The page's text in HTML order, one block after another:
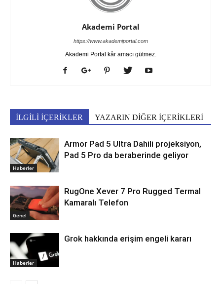
Akademi Portal
https://www.akademiportal.com
Akademi Portal kâr amacı gütmez.
İLGİLİ İÇERİKLER YAZARIN DİĞER İÇERİKLERİ
Haberler
Armor Pad 5 Ultra Dahili projeksiyon,
Pad 5 Pro da beraberinde geliyor
Genel
RugOne Xever 7 Pro Rugged Termal
Kamaralı Telefon
Haberler
Grok hakkında erişim engeli kararı